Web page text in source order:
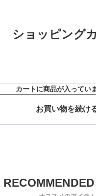
ショッピング
カートに商品が入ってい
お買い物を続け